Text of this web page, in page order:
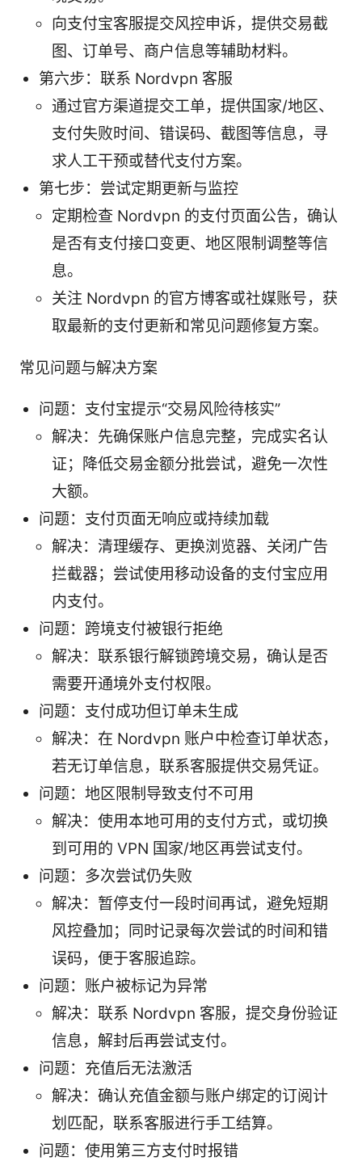
向支付宝客服提交风控申诉，提供交易截
图、订单号、商户信息等辅助材料。
第六步：联系 Nordvpn 客服
通过官方渠道提交工单，提供国家/地区、
支付失败时间、错误码、截图等信息，寻
求人工干预或替代支付方案。
第七步：尝试定期更新与监控
定期检查 Nordvpn 的支付页面公告，确认
是否有支付接口变更、地区限制调整等信
息。
关注 Nordvpn 的官方博客或社媒账号，获
取最新的支付更新和常见问题修复方案。
常见问题与解决方案
问题：支付宝提示“交易风险待核实”
解决：先确保账户信息完整，完成实名认
证；降低交易金额分批尝试，避免一次性
大额。
问题：支付页面无响应或持续加载
解决：清理缓存、更换浏览器、关闭广告
拦截器；尝试使用移动设备的支付宝应用
内支付。
问题：跨境支付被银行拒绝
解决：联系银行解锁跨境交易，确认是否
需要开通境外支付权限。
问题：支付成功但订单未生成
解决：在 Nordvpn 账户中检查订单状态，
若无订单信息，联系客服提供交易凭证。
问题：地区限制导致支付不可用
解决：使用本地可用的支付方式，或切换
到可用的 VPN 国家/地区再尝试支付。
问题：多次尝试仍失败
解决：暂停支付一段时间再试，避免短期
风控叠加；同时记录每次尝试的时间和错
误码，便于客服追踪。
问题：账户被标记为异常
解决：联系 Nordvpn 客服，提交身份验证
信息，解封后再尝试支付。
问题：充值后无法激活
解决：确认充值金额与账户绑定的订阅计
划匹配，联系客服进行手工结算。
问题：使用第三方支付时报错